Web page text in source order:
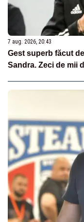
7 aug. 2026, 20:43
Gest superb făcut
Sandra. Zeci de mii